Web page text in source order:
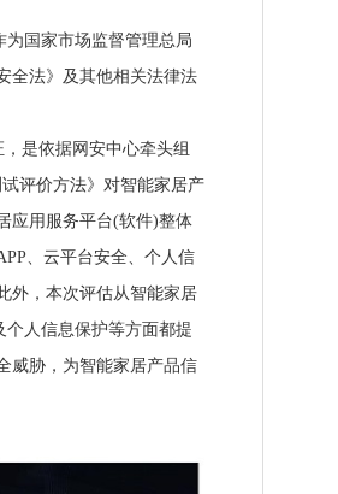
国家市场监督管理总局
全法》及其他相关法律法
是依据网安中心牵头组
评价方法》对智能家居产
应用服务平台(软件)整体
、云平台安全、个人信
外，本次评估从智能家居
人信息保护等方面都提
威胁，为智能家居产品信